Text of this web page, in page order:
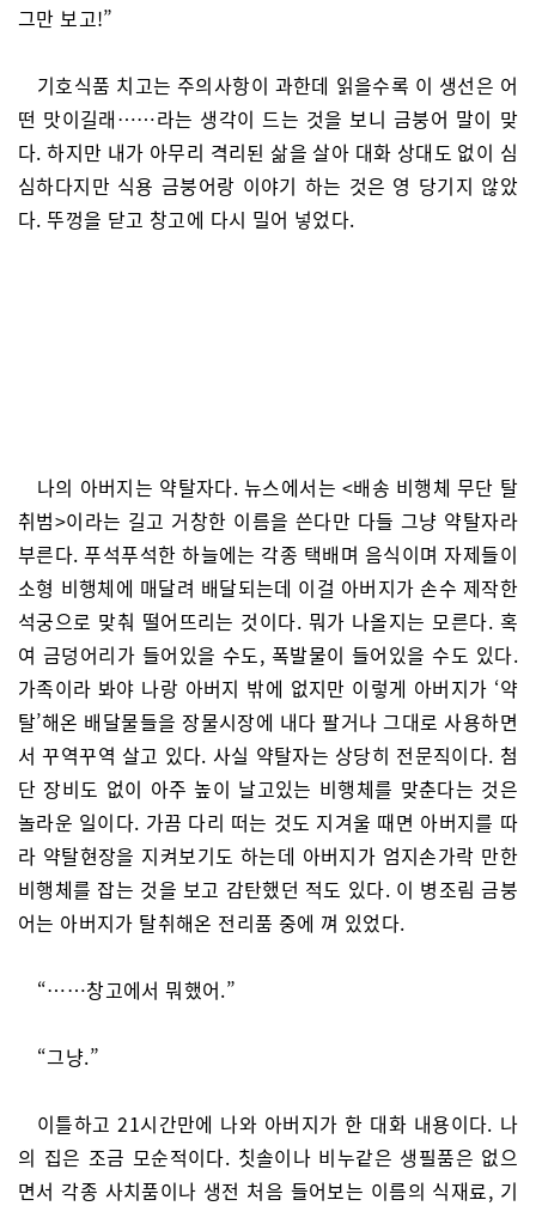
그만 보고!”
기호식품 치고는 주의사항이 과한데 읽을수록 이 생선은 어
떤 맛이길래……라는 생각이 드는 것을 보니 금붕어 말이 맞
다. 하지만 내가 아무리 격리된 삶을 살아 대화 상대도 없이 심
심하다지만 식용 금붕어랑 이야기 하는 것은 영 당기지 않았
다. 뚜껑을 닫고 창고에 다시 밀어 넣었다.
나의 아버지는 약탈자다. 뉴스에서는 <배송 비행체 무단 탈
취범>이라는 길고 거창한 이름을 쓴다만 다들 그냥 약탈자라
부른다. 푸석푸석한 하늘에는 각종 택배며 음식이며 자제들이
소형 비행체에 매달려 배달되는데 이걸 아버지가 손수 제작한
석궁으로 맞춰 떨어뜨리는 것이다. 뭐가 나올지는 모른다. 혹
여 금덩어리가 들어있을 수도, 폭발물이 들어있을 수도 있다.
가족이라 봐야 나랑 아버지 밖에 없지만 이렇게 아버지가 ‘약
탈’해온 배달물들을 장물시장에 내다 팔거나 그대로 사용하면
서 꾸역꾸역 살고 있다. 사실 약탈자는 상당히 전문직이다. 첨
단 장비도 없이 아주 높이 날고있는 비행체를 맞춘다는 것은
놀라운 일이다. 가끔 다리 떠는 것도 지겨울 때면 아버지를 따
라 약탈현장을 지켜보기도 하는데 아버지가 엄지손가락 만한
비행체를 잡는 것을 보고 감탄했던 적도 있다. 이 병조림 금붕
어는 아버지가 탈취해온 전리품 중에 껴 있었다.
“……창고에서 뭐했어.”
“그냥.”
이틀하고 21시간만에 나와 아버지가 한 대화 내용이다. 나
의 집은 조금 모순적이다. 칫솔이나 비누같은 생필품은 없으
면서 각종 사치품이나 생전 처음 들어보는 이름의 식재료, 기